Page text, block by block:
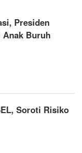
Presiden
Buruh
Soroti Risiko